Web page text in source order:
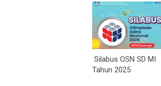
Silabus OSN SD MI
Tahun 2025